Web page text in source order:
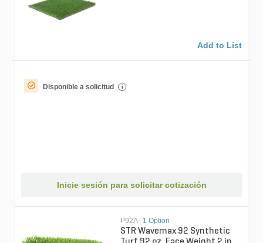
Add to List
Disponible a solicitud i
Inicie sesión para solicitar cotización
P92A 1 Option
STR Wavemax 92 Synthetic